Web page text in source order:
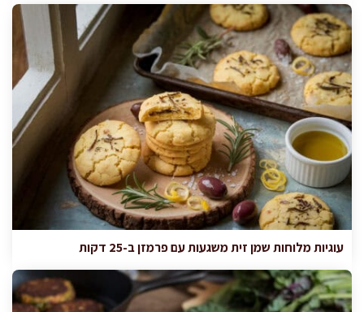
עוגיות מלוחות שמן זית משגעות עם פרמזן ב-25 דקות